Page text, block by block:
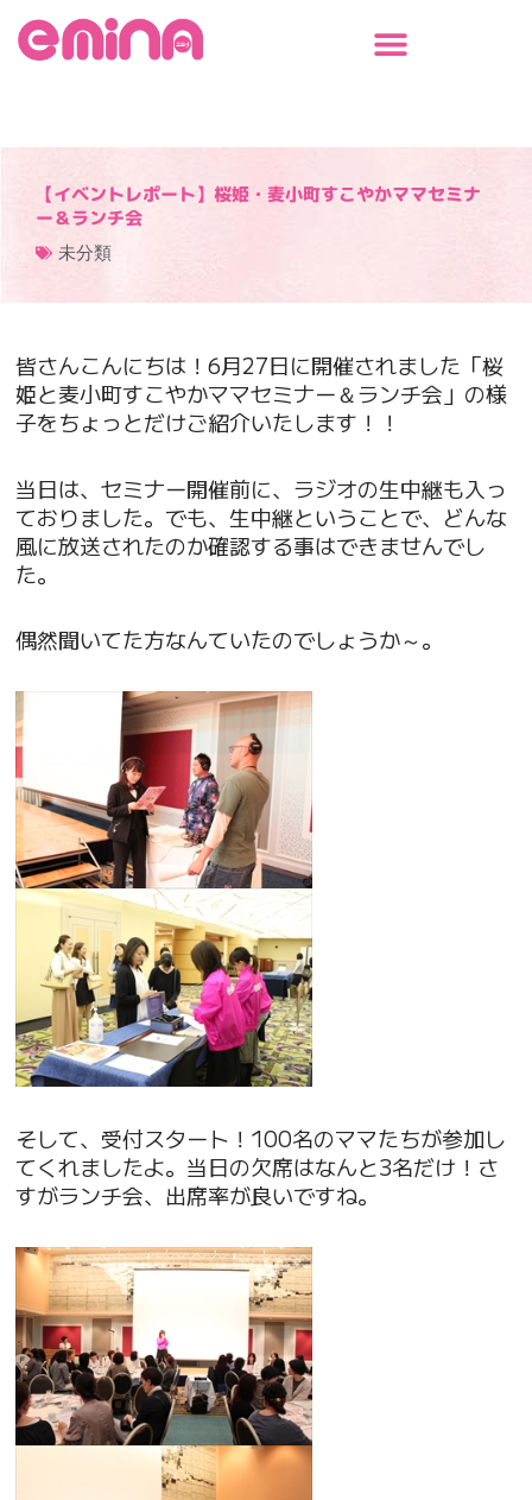
【イベントレポート】桜姫・麦小町すこやかママセミナ
ー＆ランチ会
未分類
皆さんこんにちは！6月27日に開催されました「桜
姫と麦小町すこやかママセミナー＆ランチ会」の様
子をちょっとだけご紹介いたします！！
当日は、セミナー開催前に、ラジオの生中継も入っ
ておりました。でも、生中継ということで、どんな
風に放送されたのか確認する事はできませんでし
た。
偶然聞いてた方なんていたのでしょうか～。
そして、受付スタート！100名のママたちが参加し
てくれましたよ。当日の欠席はなんと3名だけ！さ
すがランチ会、出席率が良いですね。